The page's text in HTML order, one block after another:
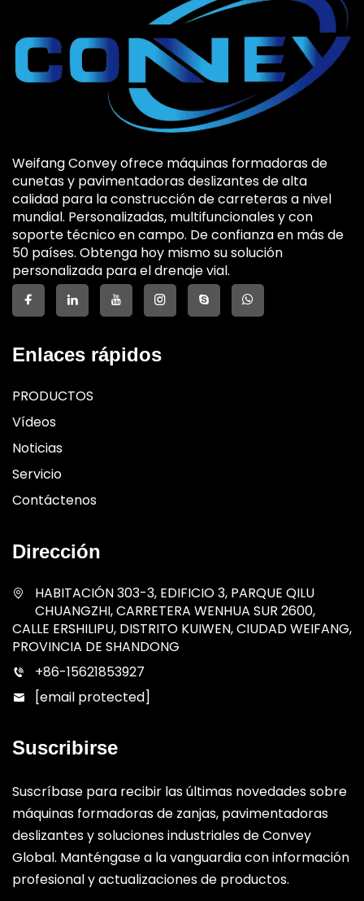
Weifang Convey ofrece máquinas formadoras de
cunetas y pavimentadoras deslizantes de alta
calidad para la construcción de carreteras a nivel
mundial. Personalizadas, multifuncionales y con
soporte técnico en campo. De confianza en más de
50 países. Obtenga hoy mismo su solución
personalizada para el drenaje vial.
Enlaces rápidos
PRODUCTOS
Vídeos
Noticias
Servicio
Contáctenos
Dirección
HABITACIÓN 303-3, EDIFICIO 3, PARQUE QILU
CHUANGZHI, CARRETERA WENHUA SUR 2600,
CALLE ERSHILIPU, DISTRITO KUIWEN, CIUDAD WEIFANG,
PROVINCIA DE SHANDONG
+86-15621853927
[email protected]
Suscribirse
Suscríbase para recibir las últimas novedades sobre
máquinas formadoras de zanjas, pavimentadoras
deslizantes y soluciones industriales de Convey
Global. Manténgase a la vanguardia con información
profesional y actualizaciones de productos.